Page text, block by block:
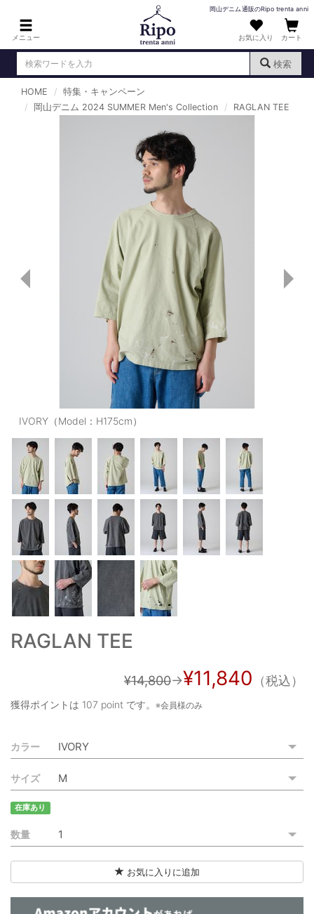
メニュー
岡山デニム通販のRipo trenta anni
お気に入り カート
検索
ログイン （新規会員登録）
TOPS : トップス
T-SHIRT : Tシャツ
KNIT : ニット
SHIRT : シャツ
OUTERS : アウター
LADIES : レディース
DENIM : デニム
PANTS/SKIRT : パンツ・スカート
TOPS : トップス
OUTERS : アウター
OUTLET : アウトレット
MENS : メンズ
LADIES : レディース
新規会員登録
お買い物カゴ
ご利用ガイド
ご利用規約
HOME
特集・キャンペーン
岡山デニム 2024 SUMMER Men's Collection
RAGLAN TEE
IVORY（Model：H175cm）
RAGLAN TEE
¥14,800→¥11,840 （税込）
獲得ポイントは 107 point です。 ※会員様のみ
カラー
サイズ
在庫あり
数量
お気に入りに追加